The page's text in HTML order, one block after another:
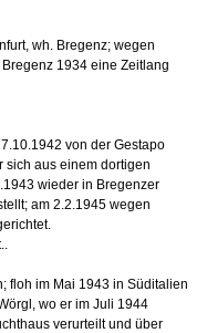
wh. Bregenz; wegen
1934 eine Zeitlang
von der Gestapo
sich aus einem dortigen
wieder in Bregenzer
am 2.2.1945 wegen
floh im Mai 1943 in Süditalien
wo er im Juli 1944
verurteilt und über